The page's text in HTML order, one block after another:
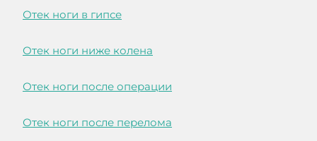
Отек ноги в гипсе
Отек ноги ниже колена
Отек ноги после операции
Отек ноги после перелома